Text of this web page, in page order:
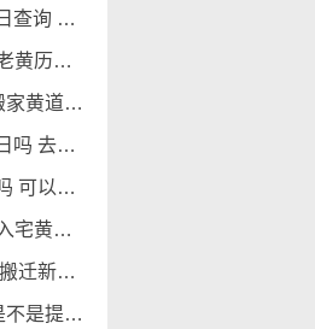
2026年8月31日乔迁新居吉日查询 乔迁新居有什么讲究
农历二零二六年七月十九选老黄历入宅 2026年8月31日这天可以入宅搬家吗
2026年8月31日(七月十九)搬家黄道吉日 是搬家的好日子吗
2026年8月31日是提车好吉日吗 去提车如何
2026年8月30日是乔迁吉日吗 可以搬新家么
农历二零二六年七月十八是入宅黄道吉日吗 2026年8月30日可以入宅搬入新家吗
2026年8月30日搬家好不好 搬迁新居吉利么
2026年8月30日(七月十八)是不是提车吉日 可以提新车吗